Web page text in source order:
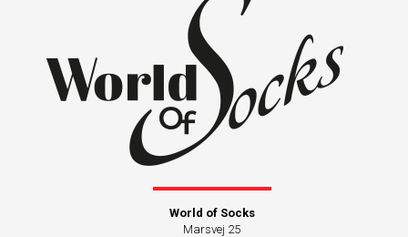
World of Socks
Marsvej 25